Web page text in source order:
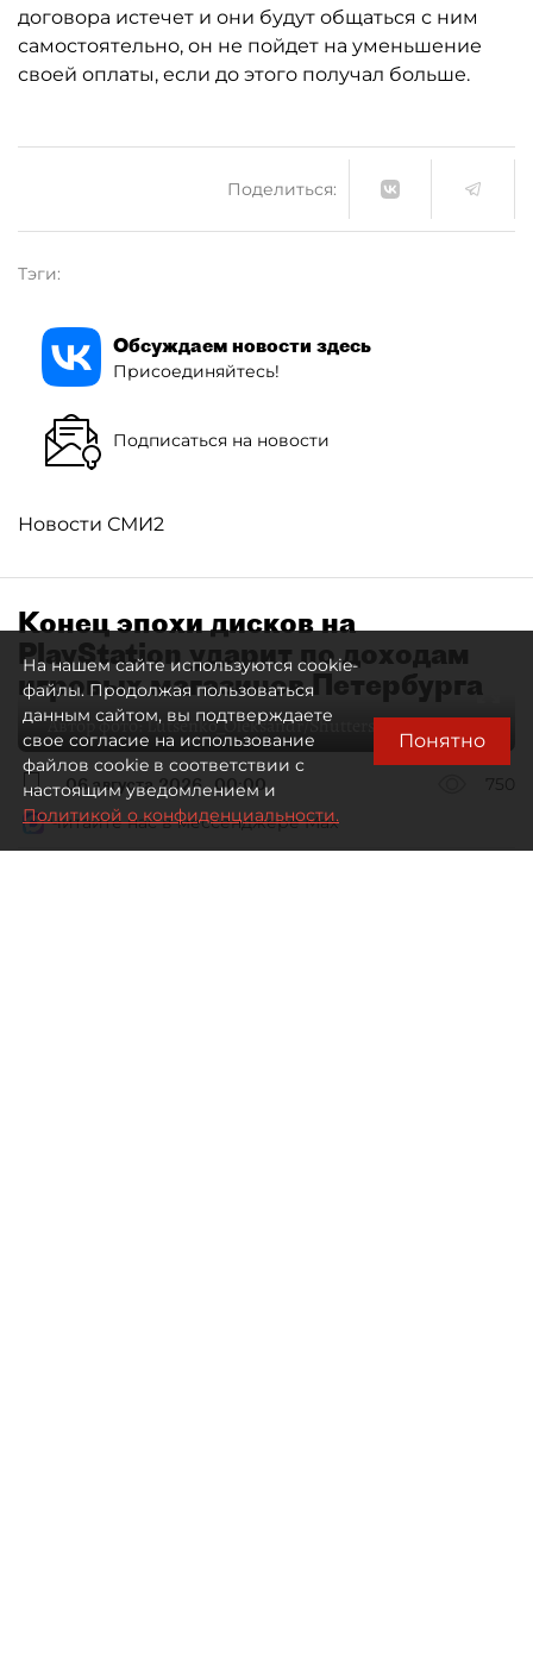
договора истечет и они будут общаться с ним
самостоятельно, он не пойдет на уменьшение
своей оплаты, если до этого получал больше.
Поделиться:
Тэги:
Обсуждаем новости здесь
Присоединяйтесь!
Подписаться на новости
Новости СМИ2
Конец эпохи дисков на
PlayStation ударит по доходам
игровых магазинов Петербурга
Автор фото:Lutsenko_Oleksandr/Shutterstock/FOTODOM
06 августа 2026 00:00
750
Читайте нас в мессенджере Max
На нашем сайте используются cookie-
файлы. Продолжая пользоваться
данным сайтом, вы подтверждаете
свое согласие на использование
файлов cookie в соответствии с
настоящим уведомлением и
Политикой о конфиденциальности.
Понятно